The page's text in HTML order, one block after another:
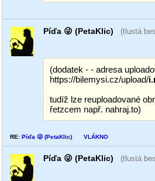
Píďa 😜 (PetaKlic) (tlustá
(dodatek - - adresa
https://bilemysi.cz/upload/
tudíž lze reuploadované
řetzcem např. nahraj.to)
RE: Píďa 😜 (PetaKlic) VLÁKNO
Píďa 😜 (PetaKlic) (tlustá